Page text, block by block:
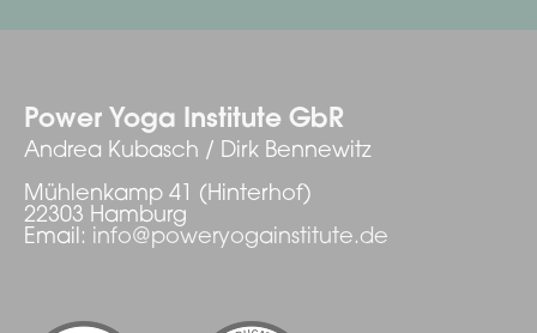
Power Yoga Institute GbR
Andrea Kubasch / Dirk Bennewitz
Mühlenkamp 41 (Hinterhof)
22303 Hamburg
Email: info@poweryogainstitute.de